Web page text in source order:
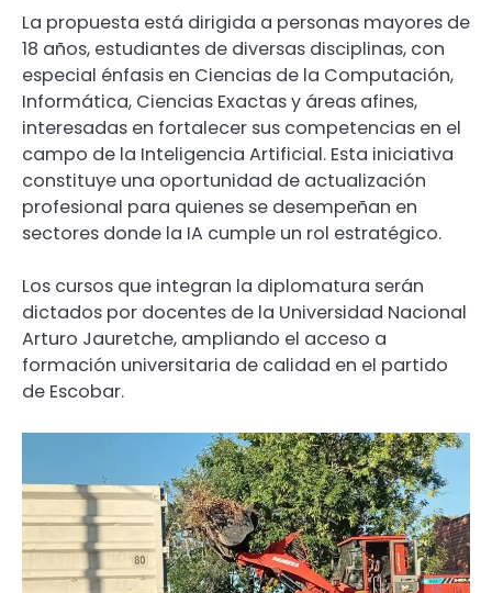
La propuesta está dirigida a personas mayores de
18 años, estudiantes de diversas disciplinas, con
especial énfasis en Ciencias de la Computación,
Informática, Ciencias Exactas y áreas afines,
interesadas en fortalecer sus competencias en el
campo de la Inteligencia Artificial. Esta iniciativa
constituye una oportunidad de actualización
profesional para quienes se desempeñan en
sectores donde la IA cumple un rol estratégico.
Los cursos que integran la diplomatura serán
dictados por docentes de la Universidad Nacional
Arturo Jauretche, ampliando el acceso a
formación universitaria de calidad en el partido
de Escobar.